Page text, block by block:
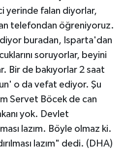
yerinde falan diyorlar,
telefondan öğreniyoruz.
buradan, Isparta'dan
soruyorlar, beyini
Bir de bakıyorlar 2 saat
o da vefat ediyor. Şu
Servet Böcek de can
yok. Devlet
lazım. Böyle olmaz ki.
lazım" dedi. (DHA)